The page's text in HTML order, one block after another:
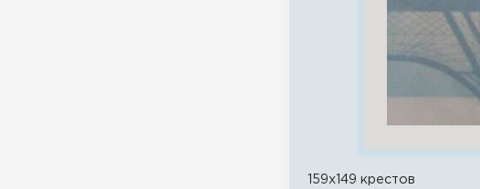
159x149 крестов